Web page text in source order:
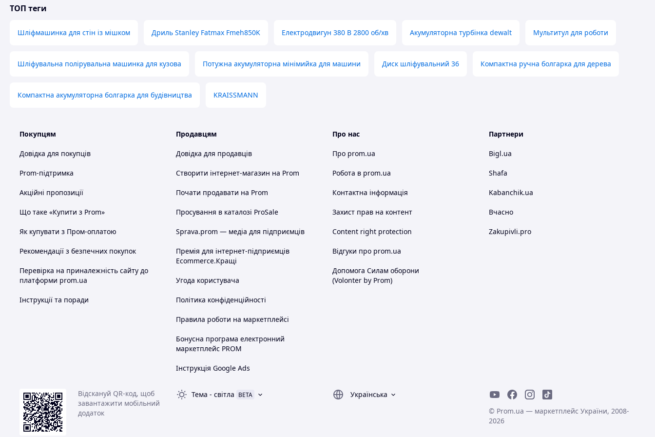
ТОП теги
Шліфмашинка для стін із мішком Дриль Stanley Fatmax Fmeh850K Електродвигун 380 В 2800 об/хв Акумуляторна турбінка dewalt Мультитул для роботи
Шліфувальна полірувальна машинка для кузова Потужна акумуляторна мінімийка для машини Диск шліфувальний 36 Компактна ручна болгарка для дерева
Компактна акумуляторна болгарка для будівництва KRAISSMANN
Покупцям
Довідка для покупців
Prom-підтримка
Акційні пропозиції
Що таке «Купити з Prom»
Як купувати з Пром-оплатою
Рекомендації з безпечних покупок
Перевірка на приналежність сайту до
платформи prom.ua
Інструкції та поради
Продавцям
Довідка для продавців
Створити інтернет-магазин на Prom
Почати продавати на Prom
Просування в каталозі ProSale
Sprava.prom — медіа для підприємців
Премія для інтернет-підприємців
Ecommerce.Кращі
Угода користувача
Політика конфіденційності
Правила роботи на маркетплейсі
Бонусна програма електронний
маркетплейс PROM
Інструкція Google Ads
Про нас
Про prom.ua
Робота в prom.ua
Контактна інформація
Захист прав на контент
Content right protection
Відгуки про prom.ua
Допомога Силам оборони
(Volonter by Prom)
Партнери
Bigl.ua
Shafa
Kabanchik.ua
Вчасно
Zakupivli.pro
Відскануй QR-код, щоб
завантажити мобільний
додаток
Тема - світла BETA
Українська
© Prom.ua — маркетплейс України, 2008-
2026